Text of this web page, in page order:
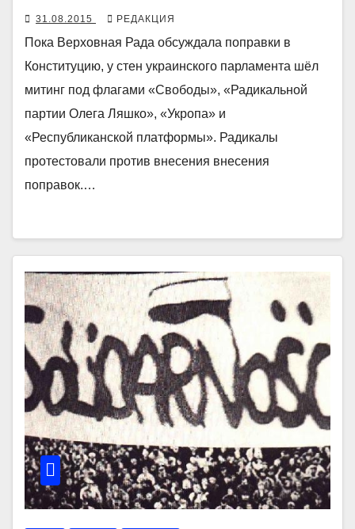
31.08.2015 РЕДАКЦИЯ
Пока Верховная Рада обсуждала поправки в
Конституцию, у стен украинского парламента шёл
митинг под флагами «Свободы», «Радикальной
партии Олега Ляшко», «Укропа» и
«Республиканской платформы». Радикалы
протестовали против внесения внесения
поправок.…